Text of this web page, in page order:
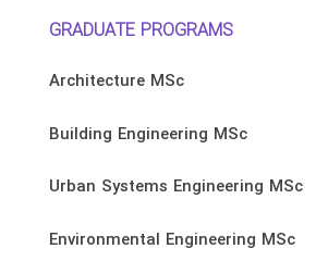
GRADUATE PROGRAMS
Architecture MSc
Building Engineering MSc
Urban Systems Engineering MSc
Environmental Engineering MSc